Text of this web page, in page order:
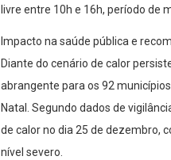
livre entre 10h e 16h, período de
Impacto na saúde pública e
Diante do cenário de calor
abrangente para os 92
Natal. Segundo dados de
de calor no dia 25 de dezembro,
nível severo.